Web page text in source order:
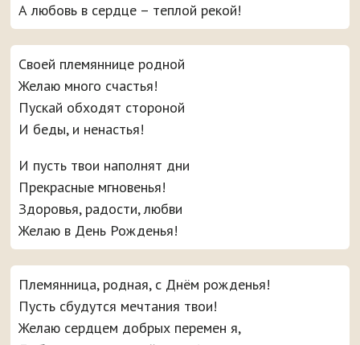
А любовь в сердце – теплой рекой!
Своей племяннице родной
Желаю много счастья!
Пускай обходят стороной
И беды, и ненастья!
И пусть твои наполнят дни
Прекрасные мгновенья!
Здоровья, радости, любви
Желаю в День Рожденья!
Племянница, родная, с Днём рожденья!
Пусть сбудутся мечтания твои!
Желаю сердцем добрых перемен я,